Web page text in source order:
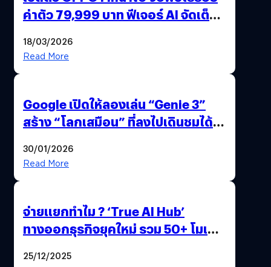
ค่าตัว 79,999 บาท ฟีเจอร์ AI จัดเต็ม
18/03/2026
Read More
Google เปิดให้ลองเล่น “Genie 3”
สร้าง “โลกเสมือน” ที่ลงไปเดินชมได้
30/01/2026
Read More
จ่ายแยกทำไม ? ‘True AI Hub’
ทางออกธุรกิจยุคใหม่ รวม 50+ โมเดล
25/12/2025